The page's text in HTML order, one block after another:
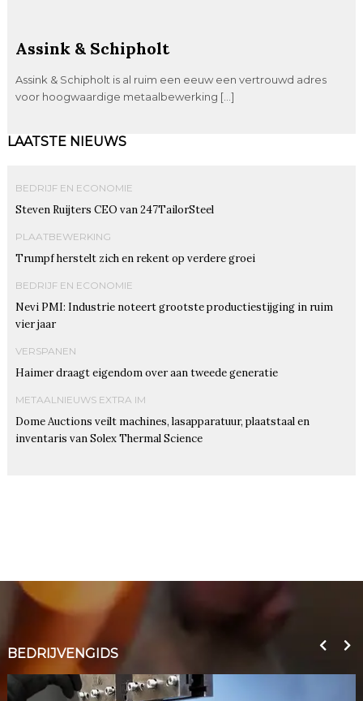
Assink & Schipholt
Assink & Schipholt is al ruim een eeuw een vertrouwd adres
voor hoogwaardige metaalbewerking […]
LAATSTE NIEUWS
BEDRIJF EN ECONOMIE
Steven Ruijters CEO van 247TailorSteel
PLAATBEWERKING
Trumpf herstelt zich en rekent op verdere groei
BEDRIJF EN ECONOMIE
Nevi PMI: Industrie noteert grootste productiestijging in ruim
vier jaar
VERSPANEN
Haimer draagt eigendom over aan tweede generatie
METAALNIEUWS EXTRA IM
Dome Auctions veilt machines, lasapparatuur, plaatstaal en
inventaris van Solex Thermal Science
BEDRIJVENGIDS